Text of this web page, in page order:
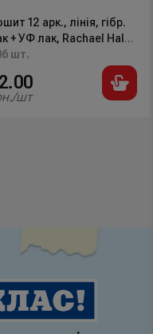
12 арк., лінія, гібр.
+ УФ лак, Rachael Hale
234 Kite
шт.
шт